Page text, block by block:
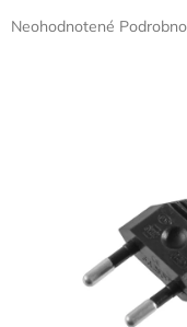
Priemerné
Neohodnotené